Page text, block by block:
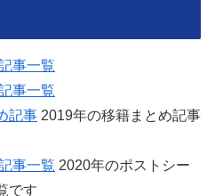
事一覧
事一覧
記事 2019年の移籍まとめ記事
事一覧 2020年のポストシー
です